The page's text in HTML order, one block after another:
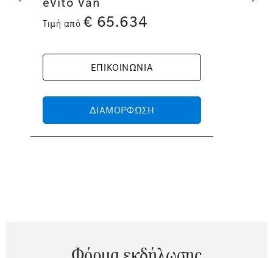
Τιμή από € 65.634
ΕΠΙΚΟΙΝΩΝΙΑ
ΔΙΑΜΟΡΦΩΣΗ